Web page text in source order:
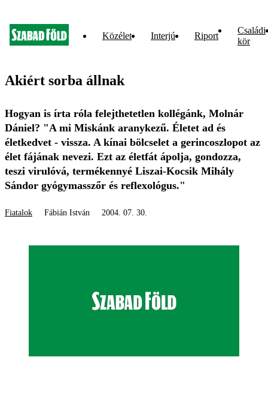
Közélet Interjú Riport
Családi
kör
Akiért sorba állnak
Hogyan is írta róla felejthetetlen kollégánk, Molnár
Dániel? "A mi Miskánk aranykezű. Életet ad és
életkedvet - vissza. A kínai bölcselet a gerincoszlopot az
élet fájának nevezi. Ezt az életfát ápolja, gondozza,
teszi virulóvá, termékennyé Liszai-Kocsik Mihály
Sándor gyógymasszőr és reflexológus."
Fiatalok Fábián István 2004. 07. 30.